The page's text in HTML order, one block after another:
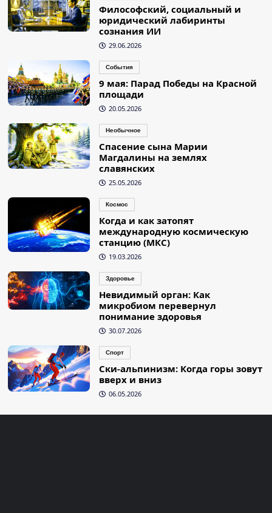
Философский, социальный и
юридический лабиринты
сознания ИИ
29.06.2026
События
9 мая: Парад Победы на Красной
площади
20.05.2026
Необычное
Спасение сына Марии
Магдалины на землях
славянских
25.05.2026
Космос
Когда и как затопят
международную космическую
станцию (МКС)
19.03.2026
Здоровье
Невидимый орган: Как
микробиом перевернул
понимание здоровья
30.07.2026
Спорт
Ски-альпинизм: Когда горы зовут
вверх и вниз
06.05.2026